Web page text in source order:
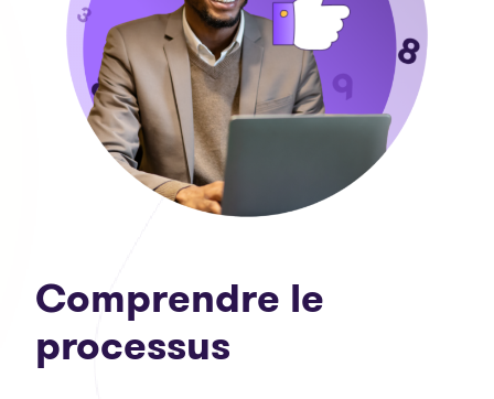
Comprendre le
processus